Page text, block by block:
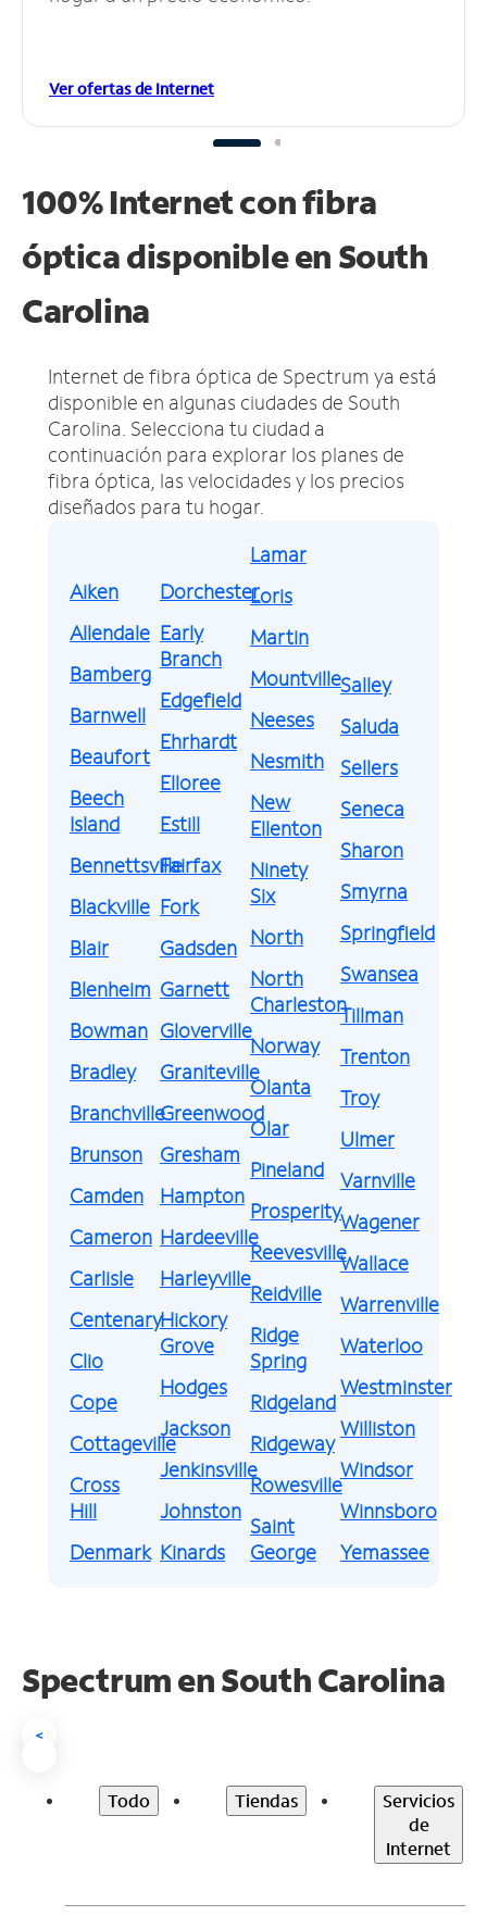
Ver ofertas de Internet
100% Internet con fibra
óptica disponible en South
Carolina
Internet de fibra óptica de Spectrum ya está
disponible en algunas ciudades de South
Carolina. Selecciona tu ciudad a
continuación para explorar los planes de
fibra óptica, las velocidades y los precios
diseñados para tu hogar.
Aiken
Allendale
Bamberg
Barnwell
Beaufort
Beech
Island
Bennettsville
Blackville
Blair
Blenheim
Bowman
Bradley
Branchville
Brunson
Camden
Cameron
Carlisle
Centenary
Clio
Cope
Cottageville
Cross
Hill
Denmark
Dorchester
Early
Branch
Edgefield
Ehrhardt
Elloree
Estill
Fairfax
Fork
Gadsden
Garnett
Gloverville
Graniteville
Greenwood
Gresham
Hampton
Hardeeville
Harleyville
Hickory
Grove
Hodges
Jackson
Jenkinsville
Johnston
Kinards
Lamar
Loris
Martin
Mountville
Neeses
Nesmith
New
Ellenton
Ninety
Six
North
North
Charleston
Norway
Olanta
Olar
Pineland
Prosperity
Reevesville
Reidville
Ridge
Spring
Ridgeland
Ridgeway
Rowesville
Saint
George
Salley
Saluda
Sellers
Seneca
Sharon
Smyrna
Springfield
Swansea
Tillman
Trenton
Troy
Ulmer
Varnville
Wagener
Wallace
Warrenville
Waterloo
Westminster
Williston
Windsor
Winnsboro
Yemassee
Spectrum enSouth Carolina
<
Todo Tiendas
Servicios
de
Internet